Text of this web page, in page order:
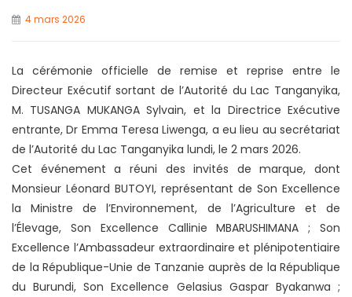
4 mars 2026
La cérémonie officielle de remise et reprise entre le
Directeur Exécutif sortant de l’Autorité du Lac Tanganyika,
M. TUSANGA MUKANGA Sylvain, et la Directrice Exécutive
entrante, Dr Emma Teresa Liwenga, a eu lieu au secrétariat
de l’Autorité du Lac Tanganyika lundi, le 2 mars 2026.
Cet événement a réuni des invités de marque, dont
Monsieur Léonard BUTOYI, représentant de Son Excellence
la Ministre de l’Environnement, de l’Agriculture et de
l’Élevage, Son Excellence Callinie MBARUSHIMANA ; Son
Excellence l’Ambassadeur extraordinaire et plénipotentiaire
de la République-Unie de Tanzanie auprès de la République
du Burundi, Son Excellence Gelasius Gaspar Byakanwa ;